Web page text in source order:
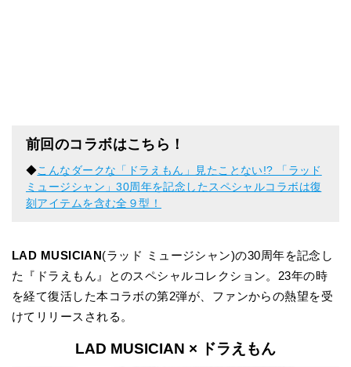
前回のコラボはこちら！
◆こんなダークな「ドラえもん」見たことない!? 「ラッド
ミュージシャン」30周年を記念したスペシャルコラボは復
刻アイテムを含む全９型！
LAD MUSICIAN(ラッド ミュージシャン)の30周年を記念し
た『ドラえもん』とのスペシャルコレクション。23年の時
を経て復活した本コラボの第2弾が、ファンからの熱望を受
けてリリースされる。
LAD MUSICIAN × ドラえもん